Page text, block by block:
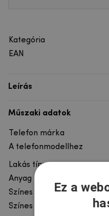
Kategória
EAN
Leírás
Műszaki adatok
Telefon márka
A telefonmodellhez
Lakás típusa
Anyag
Színes
Színes motívum
Ez a